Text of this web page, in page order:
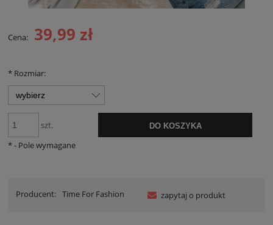
Cena: 39,99 zł
* Rozmiar:
szt. DO KOSZYKA
*- Pole wymagane
Producent: Time For Fashion zapytaj o produkt